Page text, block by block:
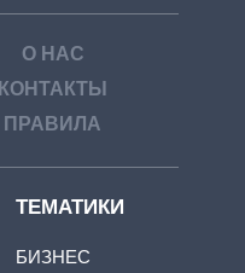
О НАС
КОНТАКТЫ
ПРАВИЛА
ТЕМАТИКИ
БИЗНЕС